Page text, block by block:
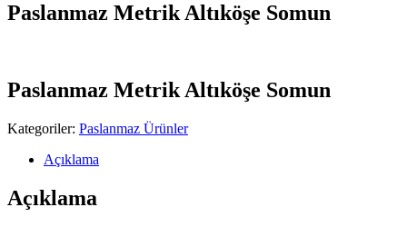
Paslanmaz Metrik Altıköşe Somun
Paslanmaz Metrik Altıköşe Somun
Kategoriler: Paslanmaz Ürünler
Açıklama
Açıklama